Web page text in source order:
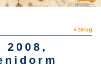
« terug
2008,